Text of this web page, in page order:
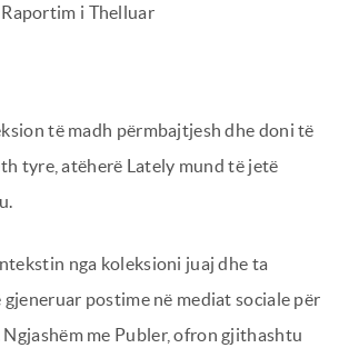
i Thelluar
të madh përmbajtjesh dhe doni të
tyre, atëherë Lately mund të jetë
nga koleksioni juaj dhe ta
postime në mediat sociale për
me Publer, ofron gjithashtu